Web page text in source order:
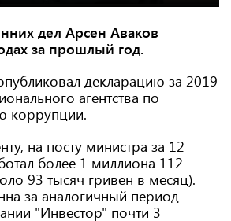
дел Арсен Аваков
за прошлый год.
декларацию за 2019
агентства по
коррупции.
на посту министра за 12
более 1 миллиона 112
93 тысяч гривен в месяц).
за аналогичный период
"Инвестор" почти 3